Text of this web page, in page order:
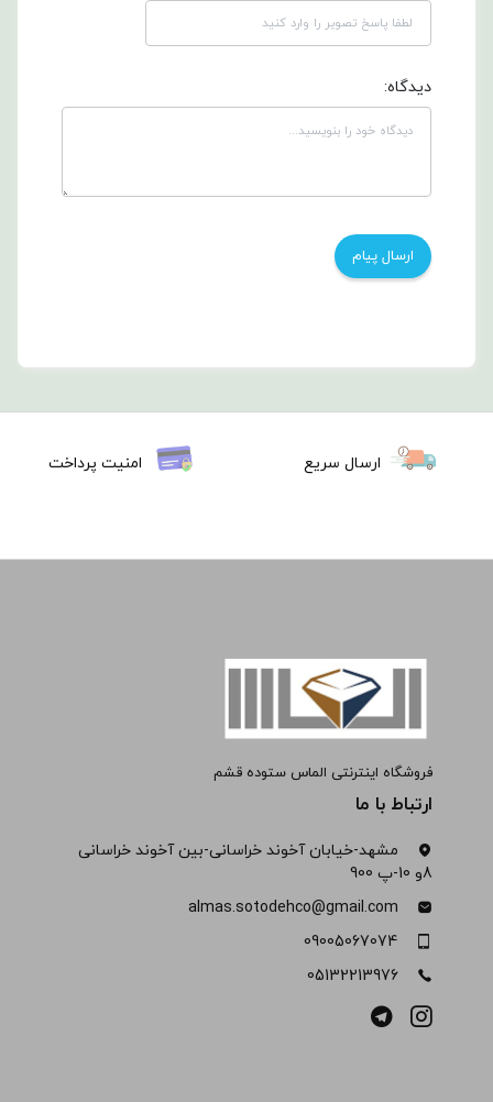
دیدگاه:
ارسال سریع امنیت پرداخت
فروشگاه اینترنتی الماس ستوده قشم
ارتباط با ما
مشهد-خیابان آخوند خراسانی-بین آخوند خراسانی
8و 10-پ 900
almas.sotodehco@gmail.com
09005067074
05132213976